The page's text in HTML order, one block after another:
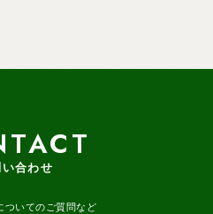
い合わせ
ついてのご質問など